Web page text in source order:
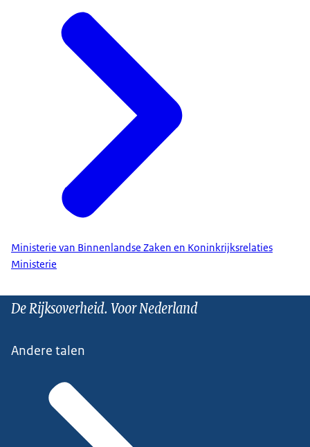
Ministerie van Binnenlandse Zaken en Koninkrijksrelaties
Ministerie
De Rijksoverheid. Voor Nederland
Andere talen